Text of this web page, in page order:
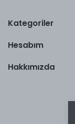
Kategoriler
Hesabım
Hakkımızda